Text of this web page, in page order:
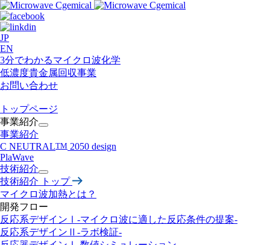
JP
EN
3分でわかるマイクロ波化学
低濃度貴金属回収事業​
お問い合わせ
トップページ
事業紹介
事業紹介
C NEUTRALTM 2050 design
PlaWave
技術紹介
技術紹介 トップ
マイクロ波加熱とは？
開発フロー
反応系デザインⅠ-マイクロ波に適した反応条件の提案-
反応系デザインⅡ -ラボ検証-